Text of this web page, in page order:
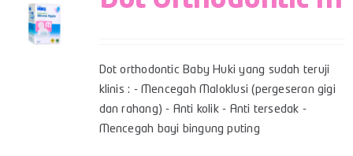
Dot orthodontic Baby Huki yang sudah teruji
klinis : - Mencegah Maloklusi (pergeseran gigi
dan rahang) - Anti kolik - Anti tersedak -
Mencegah bayi bingung puting